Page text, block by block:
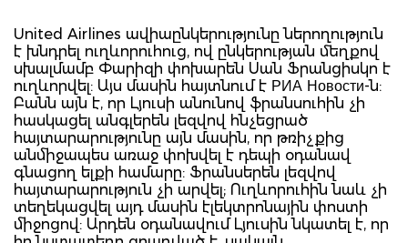
United Airlines ավիաընկերությունը ներողություն
է խնդրել ուղևորուհուց, ով ընկերության մեղքով
սխալմամբ Փարիզի փոխարեն Սան Ֆրանցիսկո է
ուղևորվել: Այս մասին հայտնում է РИА Новости-ն:
Բանն այն է, որ Լյուսի անունով ֆրանսուհին չի
հասկացել անգլերեն լեզվով հնչեցրած
հայտարարությունը այն մասին, որ թռիչքից
անմիջապես առաջ փոխվել է դեպի օդանավ
գնացող ելքի համարը: Ֆրանսերեն լեզվով
հայտարարություն չի արվել; Ուղևորուհին նաև չի
տեղեկացվել այդ մասին էլեկտրոնային փոստի
միջոցով: Արդեն օդանավում Լյուսին նկատել է, որ